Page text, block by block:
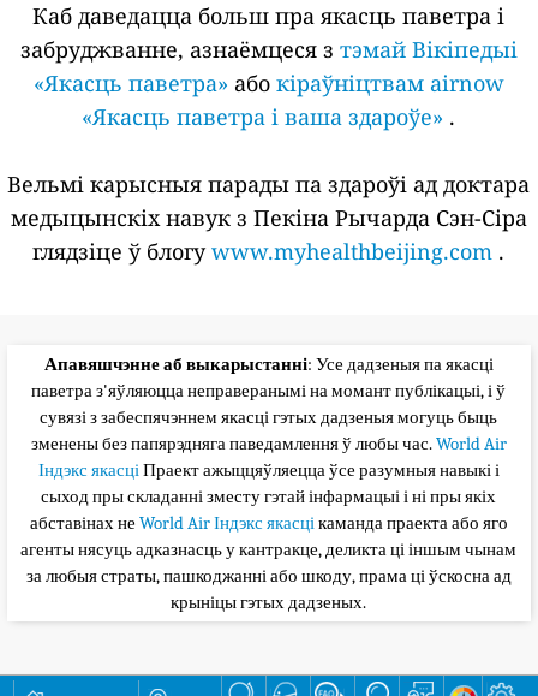
Каб даведацца больш пра якасць паветра і
забруджванне, азнаёмцеся з тэмай Вікіпедыі
«Якасць паветра» або кіраўніцтвам airnow
«Якасць паветра і ваша здароўе» .
Вельмі карысныя парады па здароўі ад доктара
медыцынскіх навук з Пекіна Рычарда Сэн-Сіра
глядзіце ў блогуwww.myhealthbeijing.com .
Апавяшчэнне аб выкарыстанні: Усе дадзеныя па якасці
паветра з'яўляюцца неправеранымі на момант публікацыі, і ў
сувязі з забеспячэннем якасці гэтых дадзеныя могуць быць
зменены без папярэдняга паведамлення ў любы час.World Air
Індэкс якасціПраект ажыццяўляецца ўсе разумныя навыкі і
сыход пры складанні зместу гэтай інфармацыі і ні пры якіх
абставінах не World Air Індэкс якасцікаманда праекта або яго
агенты нясуць адказнасць у кантракце, деликта ці іншым чынам
за любыя страты, пашкоджанні або шкоду, прама ці ўскосна ад
крыніцы гэтых дадзеных.